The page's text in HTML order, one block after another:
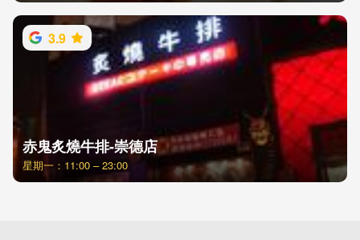
3.9
赤鬼炙燒牛排-崇德店
星期一：11:00 – 23:00